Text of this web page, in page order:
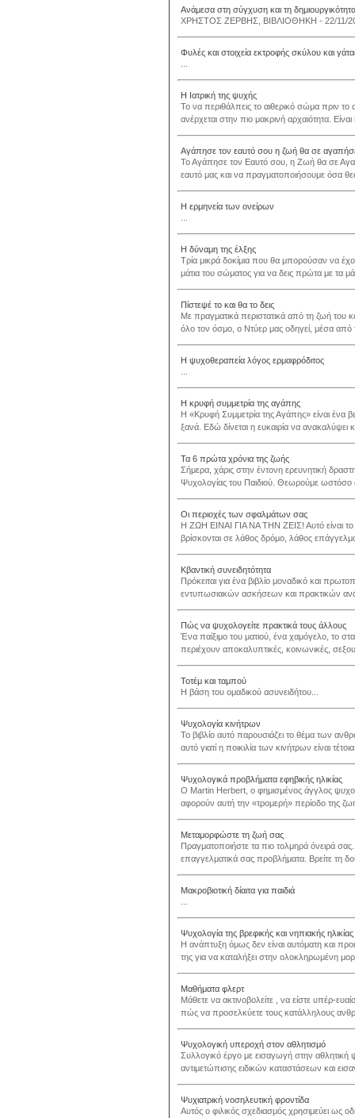
Ανάμεσα στη σύγχυση και τη δημιουργικότητα
ΧΡΗΣΤΟΣ ΖΕΡΒΗΣ, ΒΙΒΛΙΟΘΗΚΗ - 22/11/
Φυλές και στοιχεία εκτροφής σκύλου και
Η Ιατρική της ψυχής
Το να περιθάλπεις το αιθερικό σώμα πριν
ανέρχεται στην πιο μακρινή αρχαιότητα.
Αγάπησε τον εαυτό σου η ζωή θα σε
Το Αγάπησε τον Εαυτό σου, η Ζωή θα σε
εαυτό μας και να πραγματοποιήσουμε όσα
Η ερμηνεία των ονείρων
Η δύναμη της έλξης
Τρία μικρά δοκίμια που θα μπορούσαν να
μάτια του σώματος για να δεις πρώτα με τα
Πίστεψέ το και θα το δεις
Με πραγματικά περιστατικά από τη ζωή του
όλο τον όσμο, ο Ντύερ μας οδηγεί, μέσα από
Η ψυχοθεραπεία λόγος ερμαφρόδιτος
Η κρυφή συμμετρία της αγάπης
Η «Κρυφή Συμμετρία της Αγάπης» είναι ένα
ξανά. Εδώ δίνεται η ευκαιρία να ανακαλύψει
Τα 6 πρώτα χρόνια της ζωής
Σήμερα, χάρις στην έντονη ερευνητική
Ψυχολογίας του Παιδιού. Θεωρούμε ωστόσο
Οι περιοχές των σφαλμάτων σας
Η ΖΩΗ ΕΙΝΑΙ ΓΙΑ ΝΑ ΤΗΝ ΖΕΙΣ! Αυτό είναι το
βρίσκονται σε λάθος δρόμο, λάθος
Κβαντική συνειδητότητα
Πρόκειται για ένα βιβλίο μοναδικό και
εντυπωσιακών ασκήσεων και πρακτικών
Πώς να ψυχολογείτε πρακτικά τους άλλους
Ένα παίξιμο του ματιού, ένα χαμόγελο, το
περιέχουν αποκαλυπτικές, κοινωνικές,
Τοτέμ και ταμπού
Η βάση του ομαδικού ασυνειδήτου...
Ψυχολογία κινήτρων
Το βιβλίο αυτό παρουσιάζει το θέμα των
αυτό γιατί η ποικιλία των κινήτρων είναι
Ψυχολογικά προβλήματα εφηβικής ηλικίας
Ο Martin Herbert, ο φημισμένος άγγλος
αφορούν αυτή την «τρομερή» περίοδο της
Μεταμορφώστε τη ζωή σας
Πραγματοποιήστε τα πιο τολμηρά όνειρά
επαγγελματικά σας προβλήματα. Βρείτε τη
Μακροβιοτική δίαιτα για παιδιά
Ψυχολογία της βρεφικής και νηπιακής ηλικίας
Η ανάπτυξη όμως δεν είναι αυτόματη και
της για να καταλήξει στην ολοκληρωμένη
Μαθήματα φλερτ
Μάθετε να ακτινοβολείτε , να είστε υπέρ-
πώς να προσελκύετε τους κατάλληλους
Ψυχολογική υπεροχή στον αθλητισμό
Συλλογικό έργο με εισαγωγή στην
αντιμετώπισης ειδικών καταστάσεων και
Ψυχιατρική νοσηλευτική φροντίδα
Αυτός ο φιλικός σχεδιασμός χρησιμεύει ως